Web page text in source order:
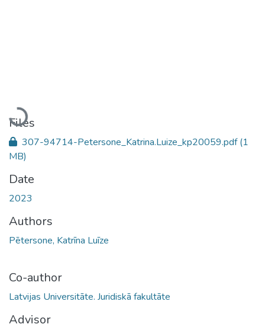
Loading...
Files
307-94714-Petersone_Katrina.Luize_kp20059.pdf(1
MB)
Date
2023
Authors
Pētersone, Katrīna Luīze
Co-author
Latvijas Universitāte. Juridiskā fakultāte
Advisor